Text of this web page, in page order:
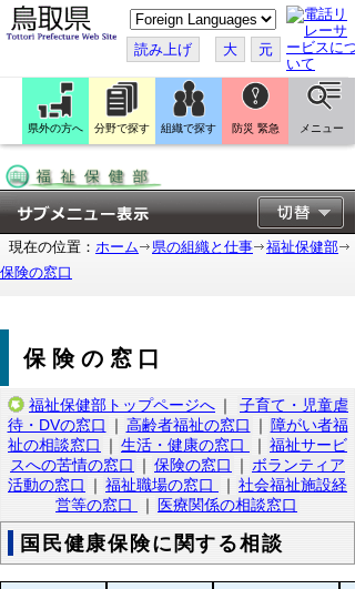
こ
の
ペ
ー
ジ
翻
訳
す
読み上げ 大 元
県外の方へ 分野で探す 組織で探す 防災 緊急 メニュー
現在の位置： ホーム 県の組織と仕事
福祉保健部
保険の窓口
保険の窓口
福祉保健部トップページへ ｜
子育て・児童虐
待・DVの窓口
｜ 高齢者福祉の窓口 ｜ 障がい者福
祉の相談窓口
｜ 生活・健康の窓口 ｜ 福祉サービ
スへの苦情の窓口
｜ 保険の窓口 ｜ ボランティア
活動の窓口
｜ 福祉職場の窓口 ｜ 社会福祉施設経
営等の窓口
｜ 医療関係の相談窓口
国民健康保険に関する相談